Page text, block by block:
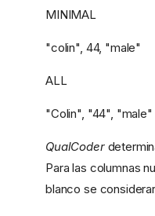
MINIMAL
"colin", 44, "male"
ALL
"Colin", "44", "male"
QualCoder
Para las columnas
blanco se